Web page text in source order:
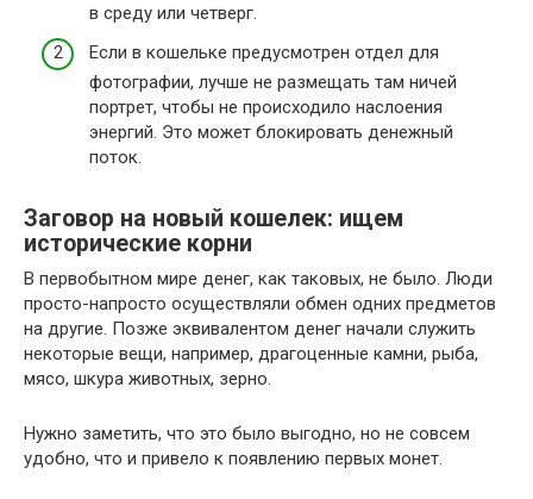
в среду или четверг.
Если в кошельке предусмотрен отдел для
фотографии, лучше не размещать там ничей
портрет, чтобы не происходило наслоения
энергий. Это может блокировать денежный
поток.
Заговор на новый кошелек: ищем
исторические корни
В первобытном мире денег, как таковых, не было. Люди
просто-напросто осуществляли обмен одних предметов
на другие. Позже эквивалентом денег начали служить
некоторые вещи, например, драгоценные камни, рыба,
мясо, шкура животных, зерно.
Нужно заметить, что это было выгодно, но не совсем
удобно, что и привело к появлению первых монет.